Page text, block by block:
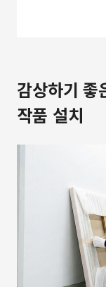
감상하기 좋
작품 설치